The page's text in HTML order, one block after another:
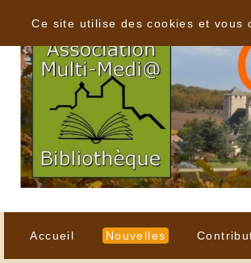
Accueil Nouvelles
Ce site utilise des cookies et vous